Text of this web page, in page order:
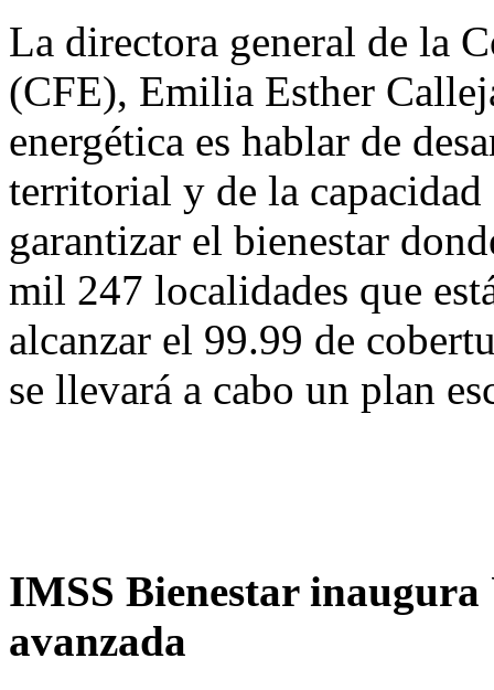
La directora general de la
(CFE), Emilia Esther
energética es hablar de
territorial y de la
garantizar el bienestar
mil 247 localidades que
alcanzar el 99.99 de
se llevará a cabo un plan
IMSS Bienestar inaugura
avanzada